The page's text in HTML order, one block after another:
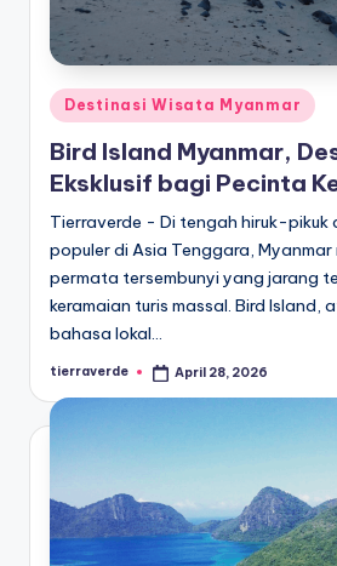
Posted
Destinasi Wisata Myanmar
Bird Island Myanmar,
Eksklusif bagi Pecinta
Tierraverde - Di tengah hiruk-pikuk
populer di Asia Tenggara, Myanmar
permata tersembunyi yang jarang
keramaian turis massal. Bird Island,
bahasa lokal…
Posted
tierraverde April 28, 2026